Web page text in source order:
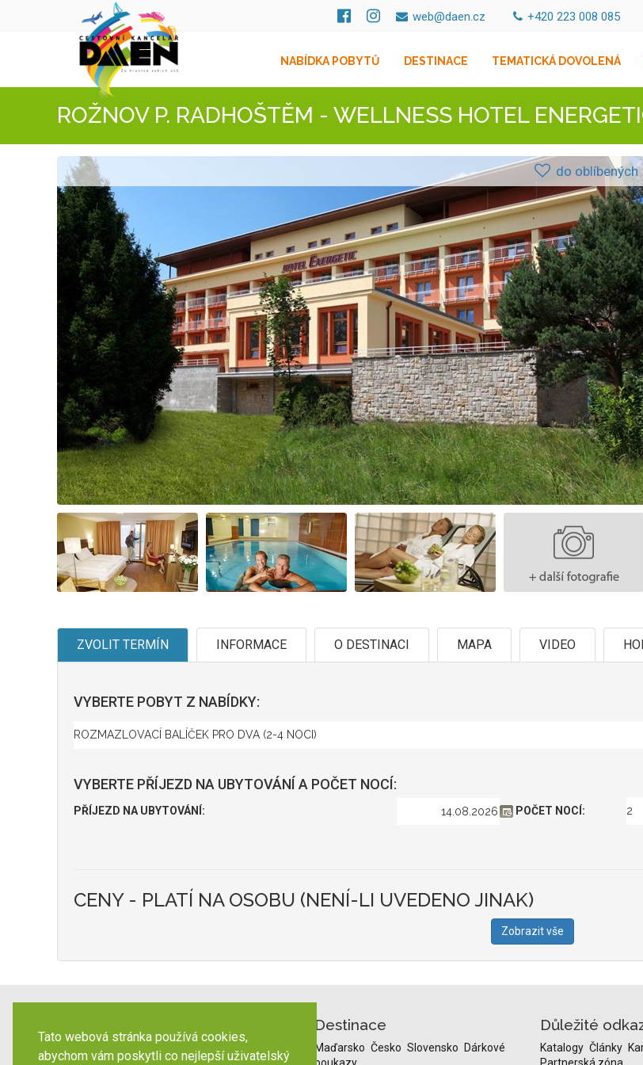
Tato webová stránka používá cookies,
abychom vám poskytli co nejlepší uživatelský
+420 223 008 085
web@daen.cz
NABÍDKA POBYTŮ DESTINACE TEMATICKÁ DOVOLENÁ
ROŽNOV P. RADHOŠTĚM - WELLNESS HOTEL
do oblíbených
ZVOLIT TERMÍN INFORMACE O DESTINACI MAPA VIDEO
VYBERTE POBYT Z NABÍDKY:
VYBERTE PŘÍJEZD NA UBYTOVÁNÍ A POČET NOCÍ:
PŘÍJEZD NA UBYTOVÁNÍ: POČET NOCÍ:
CENY - PLATÍ NA OSOBU (NENÍ-LI UVEDENO JINAK)
Zobrazit vše
Destinace
Maďarsko Česko Slovensko
Dárkové
Důležité
Katalogy Články